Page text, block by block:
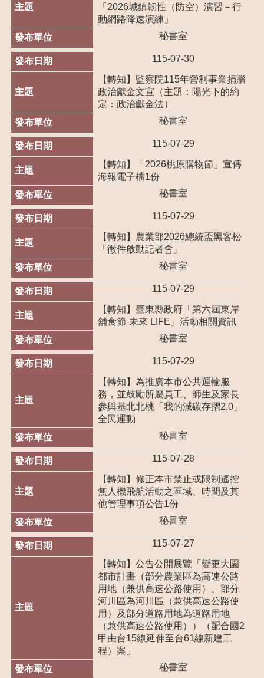
政
資
訊
公
開
檔
應
用
專
區
首
頁
網
站
覽
市
政
信
E
桃
園
市
政
S
S
訂
閱
權
政
站
安
「2026城鎮韌性（防空）演習－行
動網路降速演練」
秘書室
115-07-30
【轉知】監察院115年營利事業捐贈
政治獻金文宣（主題：陽光下的約
定：政治獻金法）
秘書室
115-07-29
【轉知】「2026桃原購物節」宣傳
海報電子檔1份
秘書室
115-07-29
【轉知】農業部2026總統盃黑客松
「徵件啟動記者會」
秘書室
115-07-29
【轉知】臺東縣政府「第六屆東岸
舖食節-未來 LIFE」活動相關資訊
秘書室
115-07-29
【轉知】為推廣本市公共運輸服
務，並鼓勵所屬員工、師生及家長
參與基北北桃「我的減碳存摺2.0」
全民運動
秘書室
115-07-28
【轉知】修正本市禁止或限制遙控
無人機飛航活動之區域、時間及其
他管理事項公告1份
秘書室
115-07-27
【轉知】公告公開展覽「變更大園
都市計畫（部分農業區為高速公路
用地（兼供高速公路使用）、部分
河川區為河川區（兼供高速公路使
用）及部分道路用地為道路用地
（兼供高速公路使用））（配合國2
甲由台15線延伸至台61線新建工
程）案」
秘書室